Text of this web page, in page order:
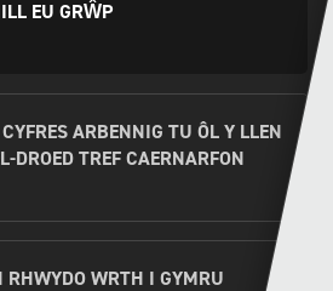
EU GRŴP
ARBENNIG TU ÔL Y LLEN
DROED TREF CAERNARFON
RHWYDO WRTH I GYMRU